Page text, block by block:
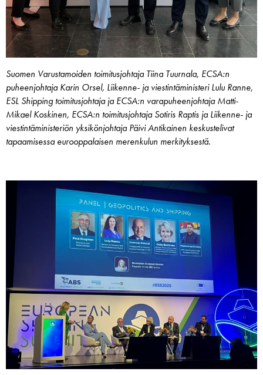
Suomen Varustamoiden toimitusjohtaja Tiina Tuurnala, ECSA:n
puheenjohtaja Karin Orsel, Liikenne- ja viestintäministeri Lulu Ranne,
ESL Shipping toimitusjohtaja ja ECSA:n varapuheenjohtaja Matti-
Mikael Koskinen, ECSA:n toimitusjohtaja Sotiris Raptis ja Liikenne- ja
viestintäministeriön yksikönjohtaja Päivi Antikainen keskustelivat
tapaamisessa eurooppalaisen merenkulun merkityksestä.